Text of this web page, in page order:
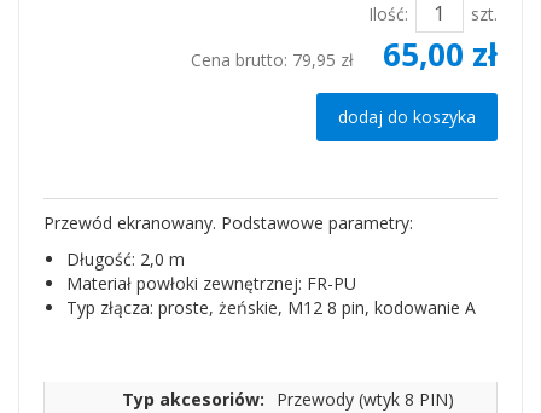
Ilość:
szt.
Cena brutto: 79,95 zł 65,00 zł
dodaj do koszyka
Przewód ekranowany. Podstawowe parametry:
Długość: 2,0 m
Materiał powłoki zewnętrznej: FR-PU
Typ złącza: proste, żeńskie, M12 8 pin, kodowanie A
Typ akcesoriów: Przewody (wtyk 8 PIN)